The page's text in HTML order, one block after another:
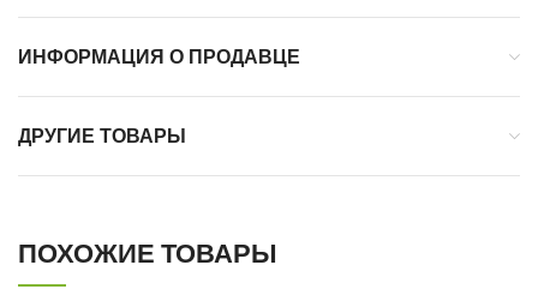
ИНФОРМАЦИЯ О ПРОДАВЦЕ
ДРУГИЕ ТОВАРЫ
ПОХОЖИЕ ТОВАРЫ